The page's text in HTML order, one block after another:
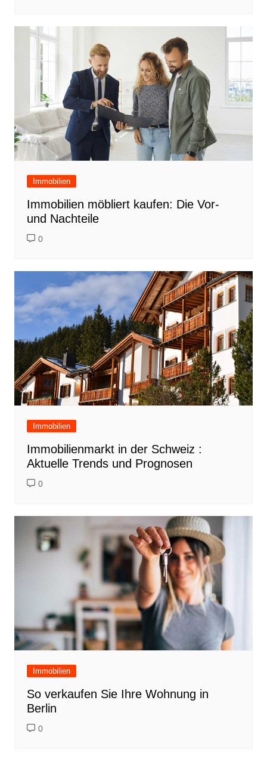
Immobilien
Immobilien möbliert kaufen: Die Vor-
und Nachteile
0
Immobilien
Immobilienmarkt in der Schweiz :
Aktuelle Trends und Prognosen
0
Immobilien
So verkaufen Sie Ihre Wohnung in
Berlin
0